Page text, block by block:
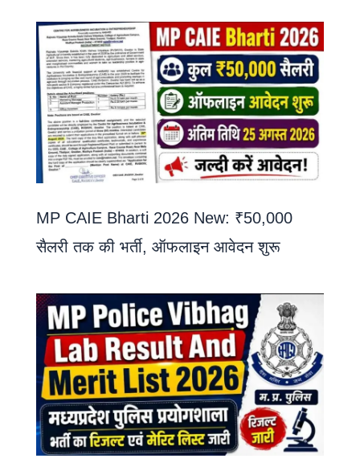
MP CAIE Bharti 2026 New: ₹50,000
सैलरी तक की भर्ती, ऑफलाइन आवेदन शुरू